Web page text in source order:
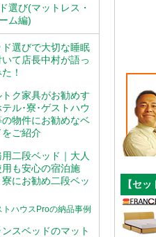
選び(マットレス・
ム編)
ド選びで大切な睡眠
いて店長中村が語っ
！
トク家具がお勧めす
テル･寮･ゲストハウ
の物件にお勧めなベ
をご紹介
二段ベッド｜大人
用も安心の宿泊施
にお勧め二段ベッ
トハウスProの納品事例
ンスベッドのマット
【セ